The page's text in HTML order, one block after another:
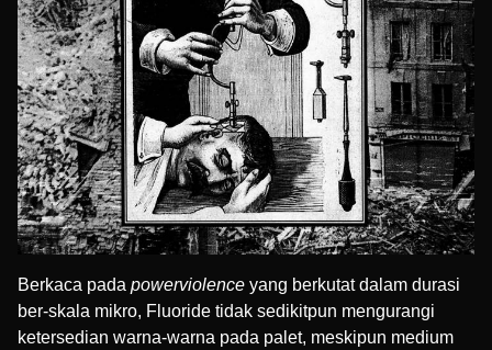
Berkaca pada powerviolence yang berkutat dalam durasi
ber-skala mikro, Fluoride tidak sedikitpun mengurangi
ketersedian warna-warna pada palet, meskipun medium